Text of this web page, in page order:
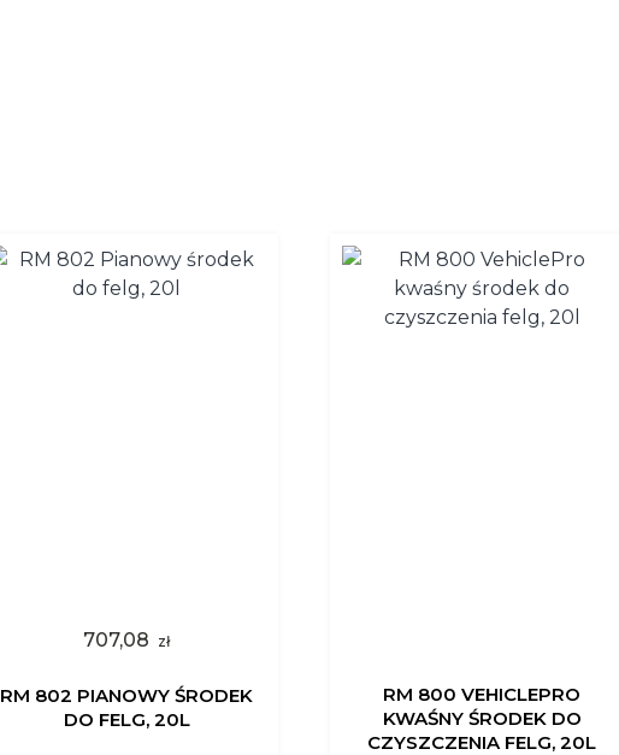
707,08 zł
RM 802 PIANOWY ŚRODEK
DO FELG, 20L
RM 800 VEHICLEPRO
KWAŚNY ŚRODEK DO
CZYSZCZENIA FELG, 20L